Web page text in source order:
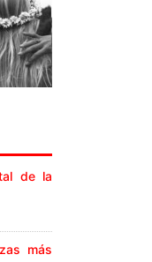
de la
más